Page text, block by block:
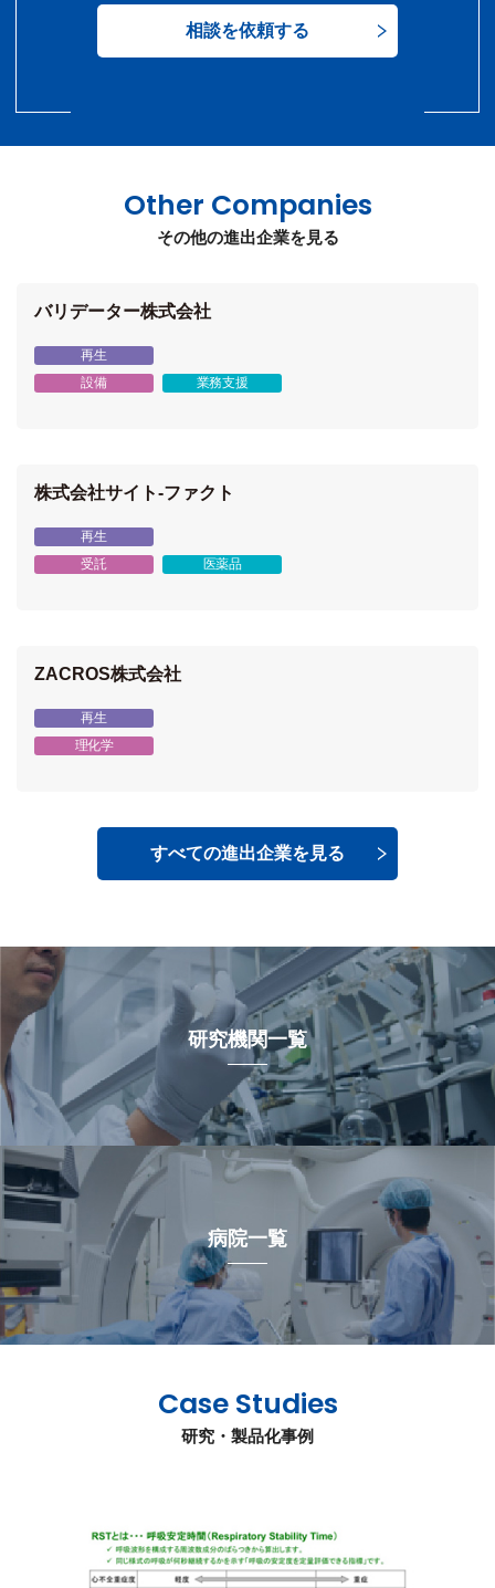
相談を依頼する
Other Companies
その他の進出企業を見る
バリデーター株式会社
再生
設備
業務支援
株式会社サイト-ファクト
再生
受託
医薬品
ZACROS株式会社
再生
理化学
すべての進出企業を見る
研究機関一覧
病院一覧
Case Studies
研究・製品化事例